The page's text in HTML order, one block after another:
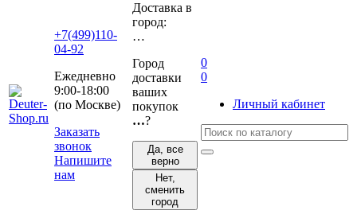
+7(499)110-
04-92
Ежедневно
9:00-18:00
(по Москве)
Заказать
звонок
Напишите
нам
Доставка в
город:
…
Город
доставки
ваших
покупок
…?
Да, все
верно
Нет,
сменить
город
0
0
Личный кабинет